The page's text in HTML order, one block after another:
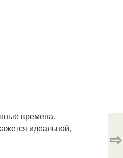
времена.
идеальной,
⇨